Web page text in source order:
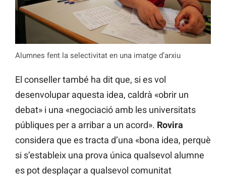
Alumnes fent la selectivitat en una imatge d’arxiu
El conseller també ha dit que, si es vol
desenvolupar aquesta idea, caldrà «obrir un
debat» i una «negociació amb les universitats
públiques per a arribar a un acord». Rovira
considera que es tracta d’una «bona idea, perquè
si s’estableix una prova única qualsevol alumne
es pot desplaçar a qualsevol comunitat